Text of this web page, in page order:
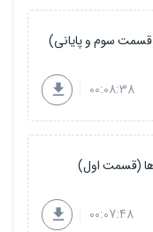
00:08:38
(قسمت اول)
00:07:48